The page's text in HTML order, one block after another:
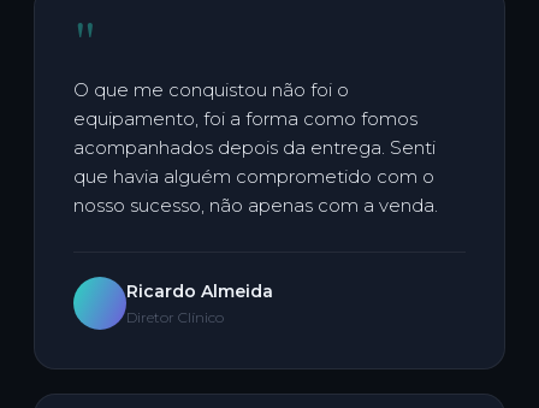
"
O que me conquistou não foi o
equipamento, foi a forma como fomos
acompanhados depois da entrega. Senti
que havia alguém comprometido com o
nosso sucesso, não apenas com a venda.
Ricardo Almeida
Diretor Clínico